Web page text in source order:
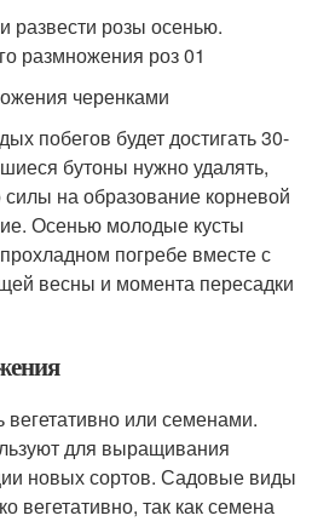
черенками
побегов будет достигать 30-
бутоны нужно удалять,
на образование корневой
Осенью молодые кусты
погребе вместе с
весны и момента пересадки
или семенами.
для выращивания
новых сортов. Садовые виды
вегетативно, так как семена